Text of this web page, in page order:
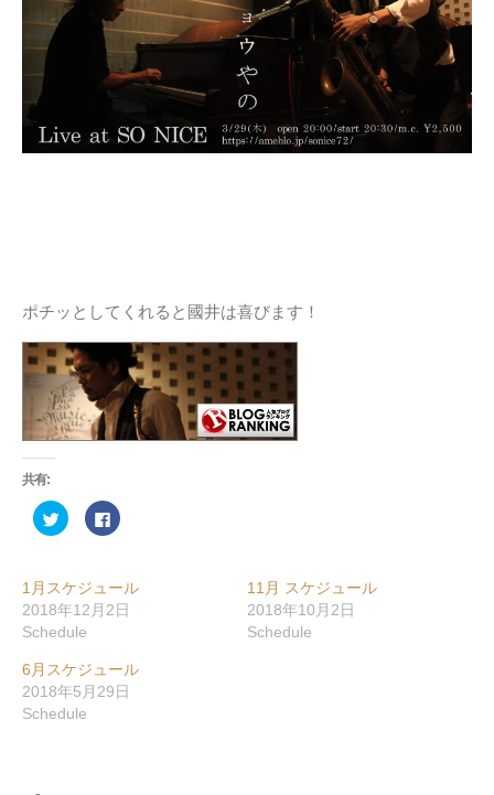
ポチッとしてくれると國井は喜びます！
共有:
ク
リ
て
Twitter
で
共
有
し
い
ウ
ィ
ン
Facebook
で
に
は
ク
し
て
く
1月スケジュール
2018年12月2日
Schedule
11月 スケジュール
2018年10月2日
Schedule
6月スケジュール
2018年5月29日
Schedule